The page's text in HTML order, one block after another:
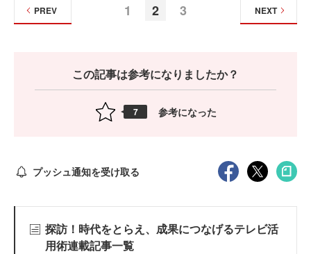
1 2 3
PREV NEXT
この記事は参考になりましたか？
7 参考になった
プッシュ通知を受け取る
探訪！時代をとらえ、成果につなげるテレビ活
用術連載記事一覧